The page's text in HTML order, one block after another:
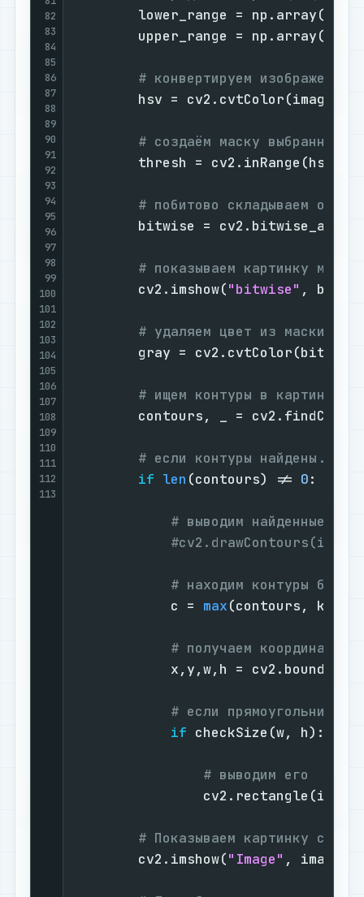
82
83
84
85
86
87
88
89
90
91
92
93
94
95
96
97
98
99
100
101
102
103
104
105
106
107
108
109
110
111
112
113
lower_range =
upper_range =
# конвертируем изображение
hsv = cv2.cvtColor(image,
# создаём маску выбранного
thresh = cv2.inRange(hsv,
# побитово складываем
bitwise =
# показываем картинку маски
        cv2.imshow(
"bitwise" ,
# удаляем цвет из маски
gray =
# ищем контуры в картинке
contours, _ =
# если контуры найдены...
if len (contours) != 0:
# выводим найденные
# находим контуры
            c =
max(contours, key =
# получаем координаты
x,y,w,h =
# если прямоугольник
if checkSize(w, h):
# выводим его
# Показываем картинку с
        cv2.imshow(
"Image" , image)